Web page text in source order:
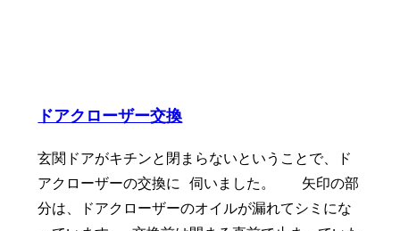
ドアクローザー交換
玄関ドアがキチンと閉まらないということで、ド
アクローザーの交換に 伺いました。 矢印の部
分は、ドアクローザーのオイルが漏れてシミにな